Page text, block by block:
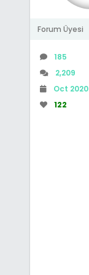
Forum Üyesi
185
2,209
Oct 2020
122